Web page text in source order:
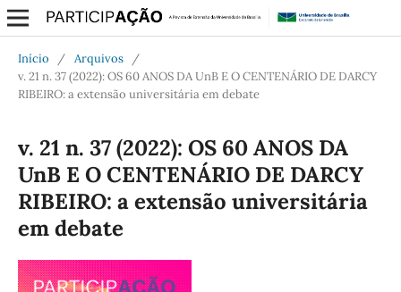
Início / Arquivos
/
v. 21 n. 37 (2022): OS 60 ANOS DA UnB E O CENTENÁRIO DE DARCY
RIBEIRO: a extensão universitária em debate
v. 21 n. 37 (2022): OS 60 ANOS DA
UnB E O CENTENÁRIO DE DARCY
RIBEIRO: a extensão universitária
em debate